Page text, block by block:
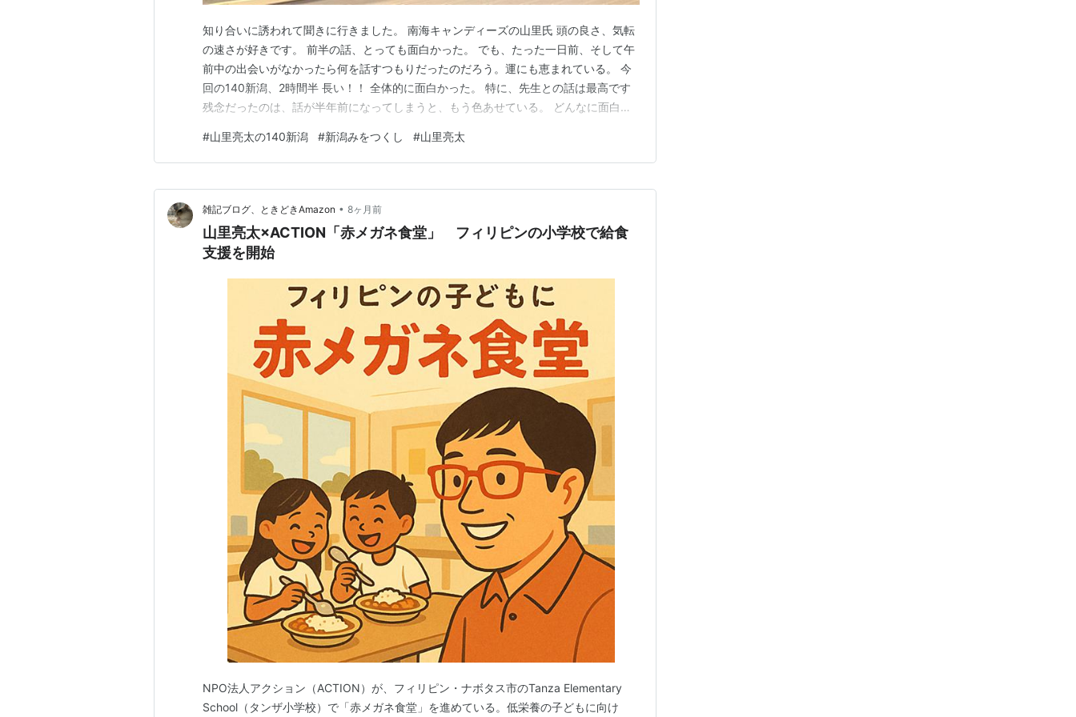
知り合いに誘われて聞きに行きました。 南海キャンディーズの山里氏 頭の良さ、気転
の速さが好きです。 前半の話、とっても面白かった。 でも、たった一日前、そして午
前中の出会いがなかったら何を話すつもりだったのだろう。運にも恵まれている。 今
回の140新潟、2時間半 長い！！ 全体的に面白かった。 特に、先生との話は最高です
残念だったのは、話が半年前になってしまうと、もう色あせている。 どんなに面白い
るのだろう。 だから、今朝の話、昨日の話は最高！！
#山里亮太の140新潟 #新潟みをつくし #山里亮太
雑記ブログ、ときどきAmazon • 8ヶ月前
山里亮太×ACTION「赤メガネ食堂」 フィリピンの小学校で給食
支援を開始
NPO法人アクション（ACTION）が、フィリピン・ナボタス市のTanza Elementary
School（タンザ小学校）で「赤メガネ食堂」を進めている。低栄養の子どもに向け